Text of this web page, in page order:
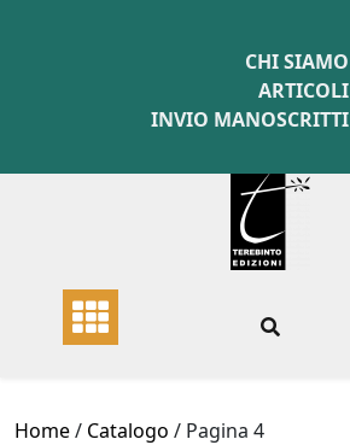
CHI SIAMO
ARTICOLI
INVIO MANOSCRITTI
Home/ Catalogo / Pagina 4